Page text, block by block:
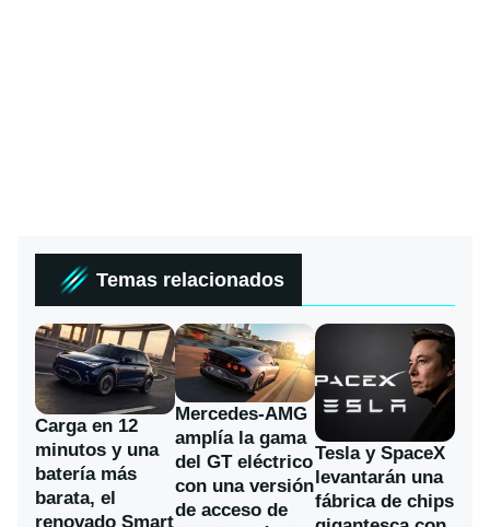
Temas relacionados
Carga en 12
minutos y una
batería más
barata, el
renovado Smart
Mercedes-AMG
amplía la gama
del GT eléctrico
con una versión
de acceso de
Tesla y SpaceX
levantarán una
fábrica de chips